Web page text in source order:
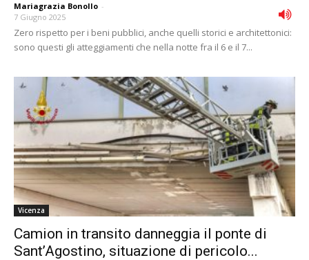
Mariagrazia Bonollo -
7 Giugno 2025
Zero rispetto per i beni pubblici, anche quelli storici e architettonici:
sono questi gli atteggiamenti che nella notte fra il 6 e il 7...
Vicenza
Camion in transito danneggia il ponte di
Sant’Agostino, situazione di pericolo...